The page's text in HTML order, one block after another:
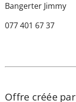
Bangerter Jimmy
077 401 67 37
Offre créée par